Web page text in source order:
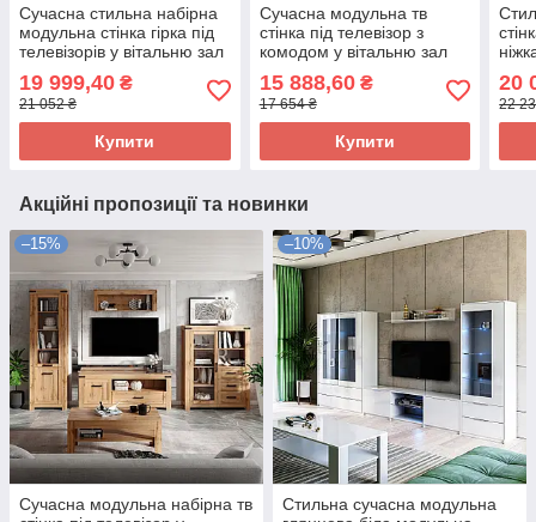
Сучасна стильна набірна
модульна стінка гірка під
телевізорів у вітальню зал
Сокме
19 999,40 ₴
21 052 ₴
Купити
Сучасна модульна тв
стінка під телевізор з
комодом у вітальню зал
дуб артизан
15 888,60₴
17 654 ₴
Купити
+
20
22
Акційні пропозиції та новинки
–15%
Сучасна модульна набірна тв
–10%
Стильна сучасна модульна